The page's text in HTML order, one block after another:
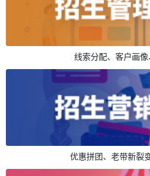
线索分配、客户画
优惠拼团、老带新裂